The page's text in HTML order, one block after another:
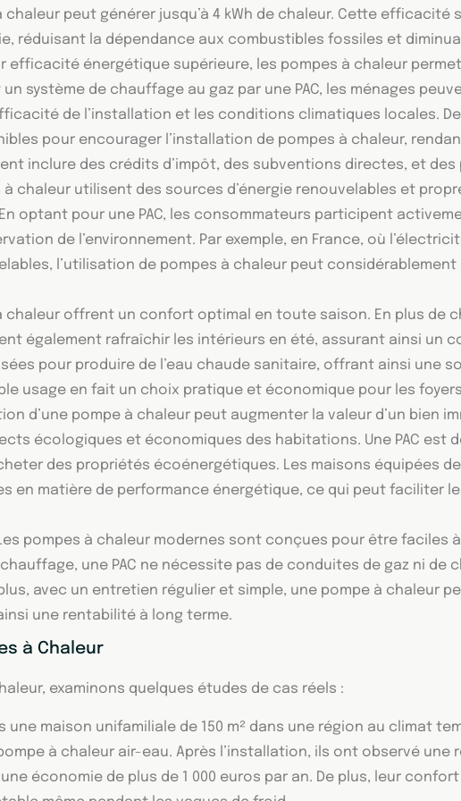
peut générer jusqu’à 4 kWh de chaleur. Cette efficacité
réduisant la dépendance aux combustibles fossiles et
efficacité énergétique supérieure, les pompes à chaleur
système de chauffage au gaz par une PAC, les ménages
de l’installation et les conditions climatiques locales.
pour encourager l’installation de pompes à chaleur,
inclure des crédits d’impôt, des subventions directes, et
chaleur utilisent des sources d’énergie renouvelables et
optant pour une PAC, les consommateurs participent
de l’environnement. Par exemple, en France, où
l’utilisation de pompes à chaleur peut considérablement
chaleur offrent un confort optimal en toute saison. En plus de
également rafraîchir les intérieurs en été, assurant ainsi un
pour produire de l’eau chaude sanitaire, offrant ainsi une
usage en fait un choix pratique et économique pour les
d’une pompe à chaleur peut augmenter la valeur d’un bien
écologiques et économiques des habitations. Une PAC est
des propriétés écoénergétiques. Les maisons équipées
en matière de performance énergétique, ce qui peut faciliter
pompes à chaleur modernes sont conçues pour être faciles
une PAC ne nécessite pas de conduites de gaz ni de
avec un entretien régulier et simple, une pompe à chaleur
une rentabilité à long terme.
à Chaleur
examinons quelques études de cas réels :
une maison unifamiliale de 150 m² dans une région au climat
à chaleur air-eau. Après l’installation, ils ont observé une
économie de plus de 1 000 euros par an. De plus, leur confort